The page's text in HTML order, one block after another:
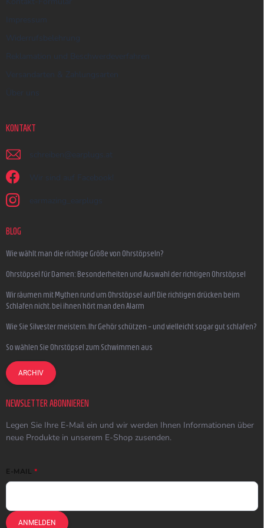
Impressum
Widerrufsbelehrung
Reklamation und Beschwerdeverfahren
Versandarten & Zahlungsarten
Über uns
KONTAKT
schreiben @ earplugs.at
Wir sind auf Facebook!
earmazing_earplugs
BLOG
Wie wählt man die richtige Größe von Ohrstöpseln?
Ohrstöpsel für Damen: Besonderheiten und Auswahl der richtigen Ohrstöpsel
Wir räumen mit Mythen rund um Ohrstöpsel auf! Die richtigen drücken beim
Schlafen nicht, bei ihnen hört man den Alarm
Wie Sie Silvester meistern, Ihr Gehör schützen – und vielleicht sogar gut schlafen?
So wählen Sie Ohrstöpsel zum Schwimmen aus
ARCHIV
NEWSLETTER ABONNIEREN
Legen Sie Ihre E-Mail ein und wir werden Ihnen Informationen über
neue Produkte in unserem E-Shop zusenden.
E-MAIL
ANMELDEN